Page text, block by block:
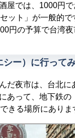
屋では、1000円
ット」が一般的
円の予算で台湾夜
ー）に行って
だ夜市は、台北に
あって、地下鉄の
きる場所にありま